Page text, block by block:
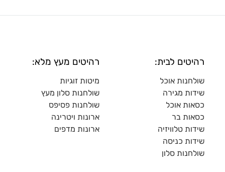
רהיטים לבית:
שולחנות אוכל
שידות מגירה
כסאות אוכל
כסאות בר
שידות טלוויזיה
שידות כניסה
שולחנות סלון
רהיטים מעץ מלא:
מיטות זוגיות
שולחנות סלון מעץ
שולחנות פסיפס
ארונות ויטרינה
ארונות מדפים